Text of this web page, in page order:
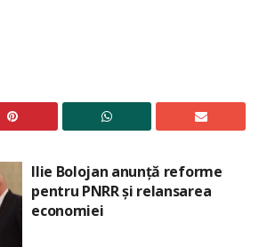
Ilie Bolojan anunță reforme
pentru PNRR și relansarea
economiei